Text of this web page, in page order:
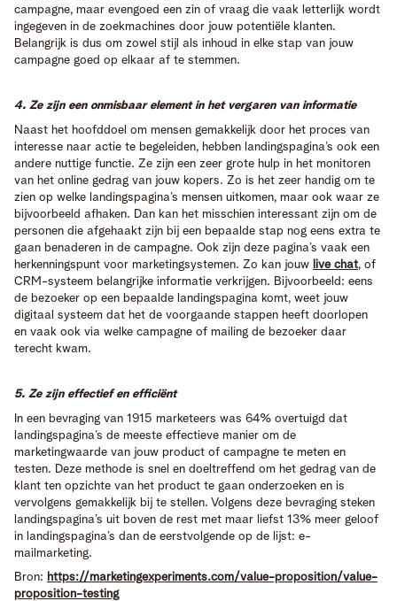
campagne, maar evengoed een zin of vraag die vaak letterlijk wordt
ingegeven in de zoekmachines door jouw potentiële klanten.
Belangrijk is dus om zowel stijl als inhoud in elke stap van jouw
campagne goed op elkaar af te stemmen.
4. Ze zijn een onmisbaar element in het vergaren van informatie
Naast het hoofddoel om mensen gemakkelijk door het proces van
interesse naar actie te begeleiden, hebben landingspagina’s ook een
andere nuttige functie. Ze zijn een zeer grote hulp in het monitoren
van het online gedrag van jouw kopers. Zo is het zeer handig om te
zien op welke landingspagina’s mensen uitkomen, maar ook waar ze
bijvoorbeeld afhaken. Dan kan het misschien interessant zijn om de
personen die afgehaakt zijn bij een bepaalde stap nog eens extra te
gaan benaderen in de campagne. Ook zijn deze pagina’s vaak een
herkenningspunt voor marketingsystemen. Zo kan jouw live chat, of
CRM-systeem belangrijke informatie verkrijgen. Bijvoorbeeld: eens
de bezoeker op een bepaalde landingspagina komt, weet jouw
digitaal systeem dat het de voorgaande stappen heeft doorlopen
en vaak ook via welke campagne of mailing de bezoeker daar
terecht kwam.
5. Ze zijn effectief en efficiënt
In een bevraging van 1915 marketeers was 64% overtuigd dat
landingspagina’s de meeste effectieve manier om de
marketingwaarde van jouw product of campagne te meten en
testen. Deze methode is snel en doeltreffend om het gedrag van de
klant ten opzichte van het product te gaan onderzoeken en is
vervolgens gemakkelijk bij te stellen. Volgens deze bevraging steken
landingspagina’s uit boven de rest met maar liefst 13% meer geloof
in landingspagina’s dan de eerstvolgende op de lijst: e-
mailmarketing.
Bron: https://marketingexperiments.com/value-proposition/value-
proposition-testing